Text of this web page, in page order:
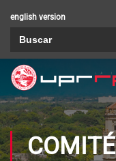
english version